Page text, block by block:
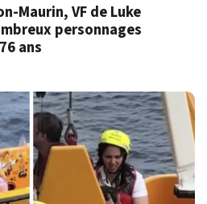
Maurin, VF de Luke
personnages
ans